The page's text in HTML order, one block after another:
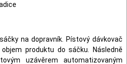
na dopravník. Pístový dávkovač
produktu do sáčku. Následně
uzávěrem automatizovaným